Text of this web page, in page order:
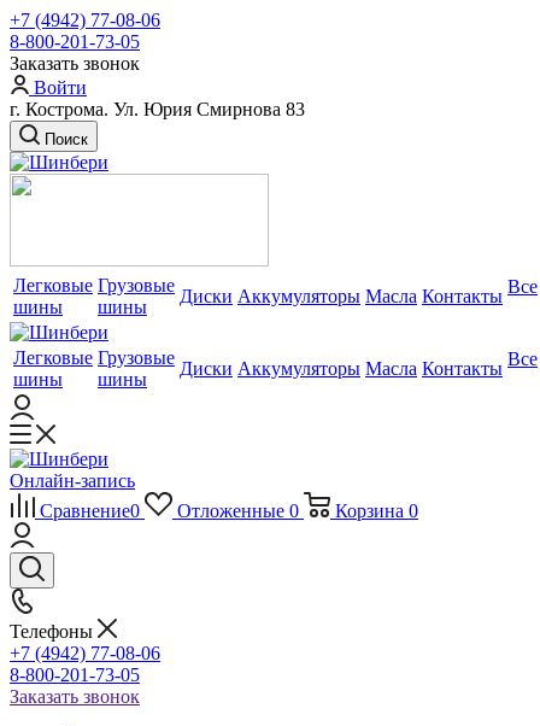
+7 (4942) 77-08-06
8-800-201-73-05
Заказать звонок
Войти
г. Кострома. Ул. Юрия Смирнова 83
Поиск
Легковые
шины
Грузовые
шины
Диски Аккумуляторы Масла Контакты Все
Легковые
шины
Грузовые
шины
Диски Аккумуляторы Масла Контакты Все
Онлайн-запись
Сравнение0 Отложенные 0 Корзина 0
Телефоны
+7 (4942) 77-08-06
8-800-201-73-05
Заказать звонок